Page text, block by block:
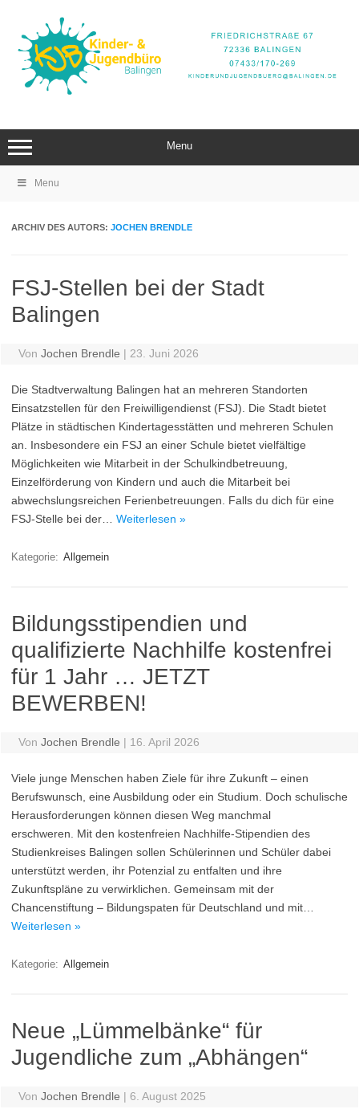
Menu
Menu
ARCHIV DES AUTORS: JOCHEN BRENDLE
FSJ-Stellen bei der Stadt
Balingen
Von Jochen Brendle | 23. Juni 2026
Die Stadtverwaltung Balingen hat an mehreren Standorten
Einsatzstellen für den Freiwilligendienst (FSJ). Die Stadt bietet
Plätze in städtischen Kindertagesstätten und mehreren Schulen
an. Insbesondere ein FSJ an einer Schule bietet vielfältige
Möglichkeiten wie Mitarbeit in der Schulkindbetreuung,
Einzelförderung von Kindern und auch die Mitarbeit bei
abwechslungsreichen Ferienbetreuungen. Falls du dich für eine
FSJ-Stelle bei der… Weiterlesen »
Kategorie: Allgemein
Bildungsstipendien und
qualifizierte Nachhilfe kostenfrei
für 1 Jahr … JETZT
BEWERBEN!
Von Jochen Brendle | 16. April 2026
Viele junge Menschen haben Ziele für ihre Zukunft – einen
Berufswunsch, eine Ausbildung oder ein Studium. Doch schulische
Herausforderungen können diesen Weg manchmal
erschweren. Mit den kostenfreien Nachhilfe-Stipendien des
Studienkreises Balingen sollen Schülerinnen und Schüler dabei
unterstützt werden, ihr Potenzial zu entfalten und ihre
Zukunftspläne zu verwirklichen. Gemeinsam mit der
Chancenstiftung – Bildungspaten für Deutschland und mit…
Weiterlesen »
Kategorie: Allgemein
Neue „Lümmelbänke“ für
Jugendliche zum „Abhängen“
Von Jochen Brendle | 6. August 2025